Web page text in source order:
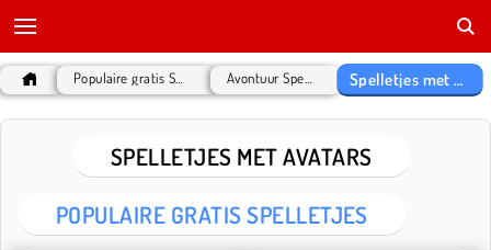
Spelletjes met Avatars
SPELLETJES MET AVATARS
POPULAIRE GRATIS SPELLETJES